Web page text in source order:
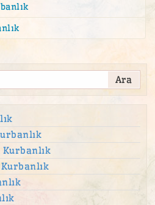
Mahallesi adak
Kurban Satış Yeri
kurban satış yeri
Kurban Satış Yeri
Kurban Satış Yeri
Mahallesi adak
Kurban Satış Yeri
Mahallesi adak